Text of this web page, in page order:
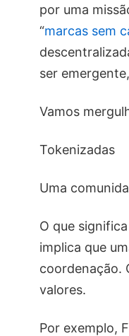
por uma
“marcas sem
ser
Vamos
Tokenizadas
Uma
O que
implica que
coordenação.
valores.
Por exemplo,